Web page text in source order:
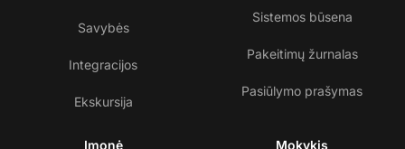
Savybės
Integracijos
Ekskursija
Sistemos būsena
Pakeitimų žurnalas
Pasiūlymo prašymas
Įmonė Mokykis